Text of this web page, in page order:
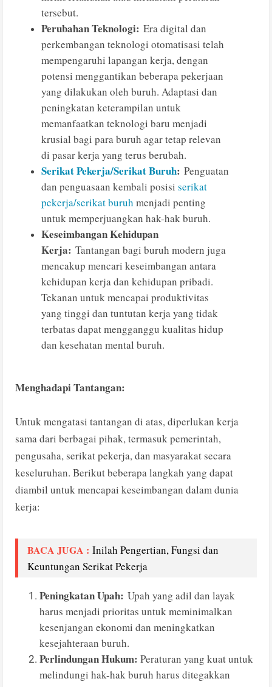
tersebut.
Perubahan Teknologi: Era digital dan
perkembangan teknologi otomatisasi telah
mempengaruhi lapangan kerja, dengan
potensi menggantikan beberapa pekerjaan
yang dilakukan oleh buruh. Adaptasi dan
peningkatan keterampilan untuk
memanfaatkan teknologi baru menjadi
krusial bagi para buruh agar tetap relevan
di pasar kerja yang terus berubah.
Serikat Pekerja/Serikat Buruh: Penguatan
dan penguasaan kembali posisi serikat
pekerja/serikat buruh menjadi penting
untuk memperjuangkan hak-hak buruh.
Keseimbangan Kehidupan
Kerja: Tantangan bagi buruh modern juga
mencakup mencari keseimbangan antara
kehidupan kerja dan kehidupan pribadi.
Tekanan untuk mencapai produktivitas
yang tinggi dan tuntutan kerja yang tidak
terbatas dapat mengganggu kualitas hidup
dan kesehatan mental buruh.
Menghadapi Tantangan:
Untuk mengatasi tantangan di atas, diperlukan kerja
sama dari berbagai pihak, termasuk pemerintah,
pengusaha, serikat pekerja, dan masyarakat secara
keseluruhan. Berikut beberapa langkah yang dapat
diambil untuk mencapai keseimbangan dalam dunia
kerja:
BACA JUGA : Inilah Pengertian, Fungsi dan
Keuntungan Serikat Pekerja
Peningkatan Upah: Upah yang adil dan layak
harus menjadi prioritas untuk meminimalkan
kesenjangan ekonomi dan meningkatkan
kesejahteraan buruh.
Perlindungan Hukum: Peraturan yang kuat untuk
melindungi hak-hak buruh harus ditegakkan